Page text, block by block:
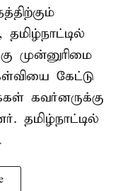
முன்னுரிமை
கேட்டு
கவர்னருக்கு
தமிழ்நாட்டில்